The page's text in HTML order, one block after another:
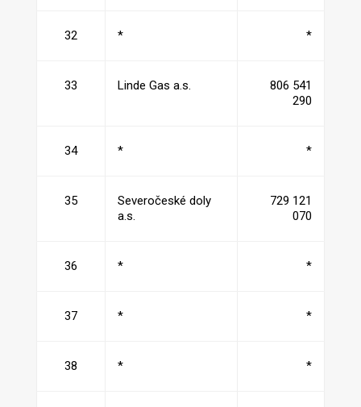
32 * *
33 Linde Gas a.s.
806 541
290
34 * *
35
Severočeské doly
a.s.
729 121
070
36 * *
37 * *
38 * *